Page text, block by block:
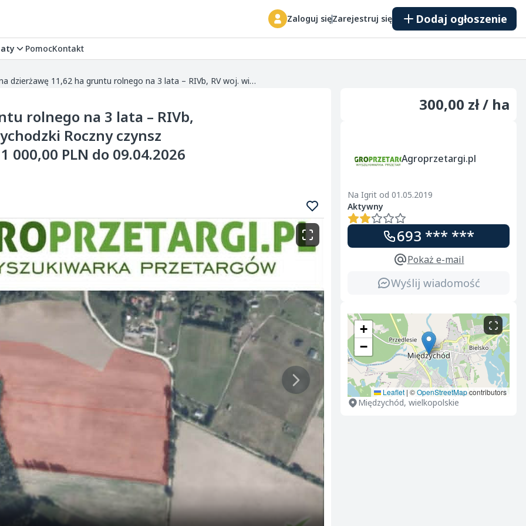
Zaloguj sięZarejestruj się Dodaj ogłoszenie
PomocKontakt
Przetarg na dzierżawę 11,62 ha gruntu rolnego na 3 lata – RIVb, RV woj. wielkopolskie, powiat międzychodzki Roczny czynsz wywoławczy: 3 485,31 PLN Wadium: 1 000,00 PLN do 09.04.2026 Termin przetar...
rolnego na 3 lata – RIVb,
Roczny czynsz
000,00 PLN do 09.04.2026
300,00 zł / ha
Agroprzetargi.pl
Na Igrit od 01.05.2019
Aktywny
693 *** ***
Pokaż e-mail
Wyślij wiadomość
+
−
Leaflet | ©OpenStreetMapcontributors
Międzychód, wielkopolskie